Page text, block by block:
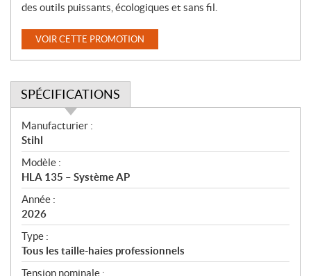
des outils puissants, écologiques et sans fil.
VOIR CETTE PROMOTION
SPÉCIFICATIONS
S
p
é
c
i
f
i
c
a
t
Manufacturier :
Stihl
Modèle :
HLA 135 – Système AP
Année :
2026
Type :
Tous les taille-haies professionnels
Tension nominale :